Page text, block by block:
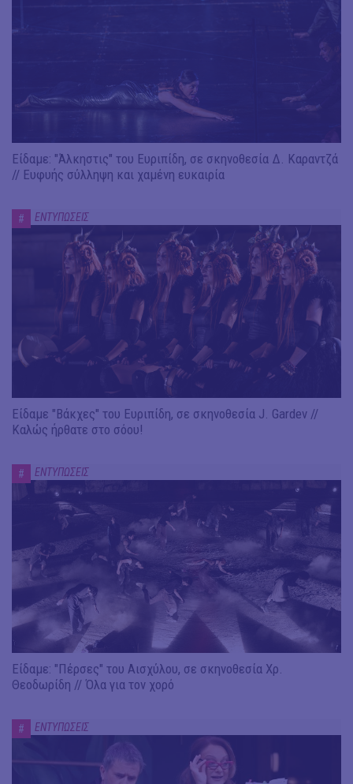
Είδαμε: "Άλκηστις" του Ευριπίδη, σε σκηνοθεσία Δ. Καραντζά
// Ευφυής σύλληψη και χαμένη ευκαιρία
# ΕΝΤΥΠΩΣΕΙΣ
Είδαμε "Βάκχες" του Ευριπίδη, σε σκηνοθεσία J. Gardev //
Καλώς ήρθατε στο σόου!
# ΕΝΤΥΠΩΣΕΙΣ
Είδαμε: "Πέρσες" του Αισχύλου, σε σκηνοθεσία Χρ.
Θεοδωρίδη // Όλα για τον χορό
# ΕΝΤΥΠΩΣΕΙΣ